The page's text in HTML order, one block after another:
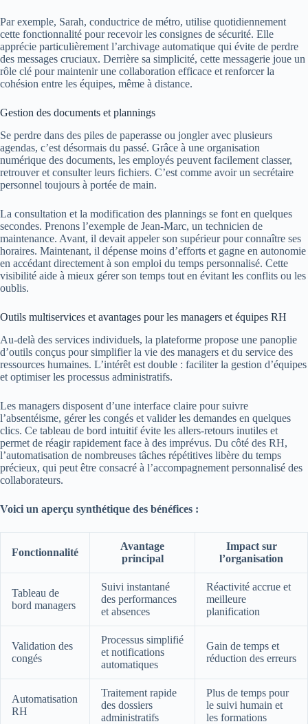
Par exemple, Sarah, conductrice de métro, utilise quotidiennement
cette fonctionnalité pour recevoir les consignes de sécurité. Elle
apprécie particulièrement l’archivage automatique qui évite de perdre
des messages cruciaux. Derrière sa simplicité, cette messagerie joue un
rôle clé pour maintenir une collaboration efficace et renforcer la
cohésion entre les équipes, même à distance.
Gestion des documents et plannings
Se perdre dans des piles de paperasse ou jongler avec plusieurs
agendas, c’est désormais du passé. Grâce à une organisation
numérique des documents, les employés peuvent facilement classer,
retrouver et consulter leurs fichiers. C’est comme avoir un secrétaire
personnel toujours à portée de main.
La consultation et la modification des plannings se font en quelques
secondes. Prenons l’exemple de Jean-Marc, un technicien de
maintenance. Avant, il devait appeler son supérieur pour connaître ses
horaires. Maintenant, il dépense moins d’efforts et gagne en autonomie
en accédant directement à son emploi du temps personnalisé. Cette
visibilité aide à mieux gérer son temps tout en évitant les conflits ou les
oublis.
Outils multiservices et avantages pour les managers et équipes RH
Au-delà des services individuels, la plateforme propose une panoplie
d’outils conçus pour simplifier la vie des managers et du service des
ressources humaines. L’intérêt est double : faciliter la gestion d’équipes
et optimiser les processus administratifs.
Les managers disposent d’une interface claire pour suivre
l’absentéisme, gérer les congés et valider les demandes en quelques
clics. Ce tableau de bord intuitif évite les allers-retours inutiles et
permet de réagir rapidement face à des imprévus. Du côté des RH,
l’automatisation de nombreuses tâches répétitives libère du temps
précieux, qui peut être consacré à l’accompagnement personnalisé des
collaborateurs.
Voici un aperçu synthétique des bénéfices :
Fonctionnalité
Avantage
principal
Impact sur
l’organisation
Tableau de
bord managers
Suivi instantané
des performances
et absences
Réactivité accrue et
meilleure
planification
Validation des
congés
Processus simplifié
et notifications
automatiques
Gain de temps et
réduction des erreurs
Automatisation
RH
Traitement rapide
des dossiers
administratifs
Plus de temps pour
le suivi humain et
les formations